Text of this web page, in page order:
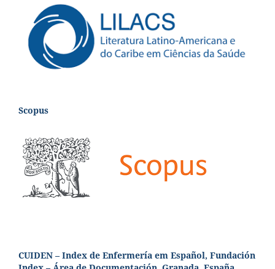
Scopus
CUIDEN – Index de Enfermería em Español, Fundación